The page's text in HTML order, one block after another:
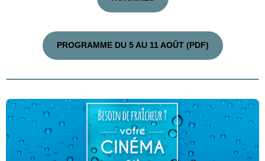
PROGRAMME DU 5 AU 11 AOÛT (PDF)